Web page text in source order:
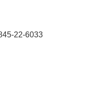
22-6033